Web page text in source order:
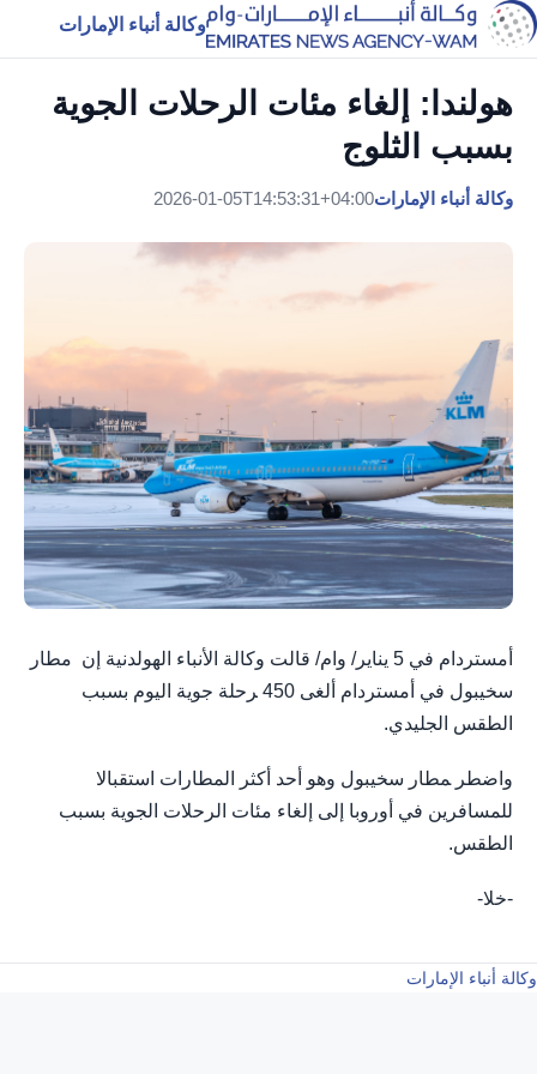
وكالة أنباء الإمارات
هولندا: إلغاء مئات الرحلات الجوية
بسبب الثلوج
وكالة أنباء الإمارات2026-01-05T14:53:31+04:00
أمستردام في 5 يناير/ وام/ قالت وكالة الأنباء الهولدنية إن ‌ مطار
سخيبول في أمستردام ألغى 450 ‍رحلة جوية اليوم ​بسبب
الطقس ⁠الجليدي.
واضطر ‍مطار ‌سخيبول ‌وهو أحد أكثر المطارات استقبالا
للمسافرين في أوروبا ‌إلى إلغاء ​مئات الرحلات الجوية بسبب
الطقس.
-خلا-
وكالة أنباء الإمارات